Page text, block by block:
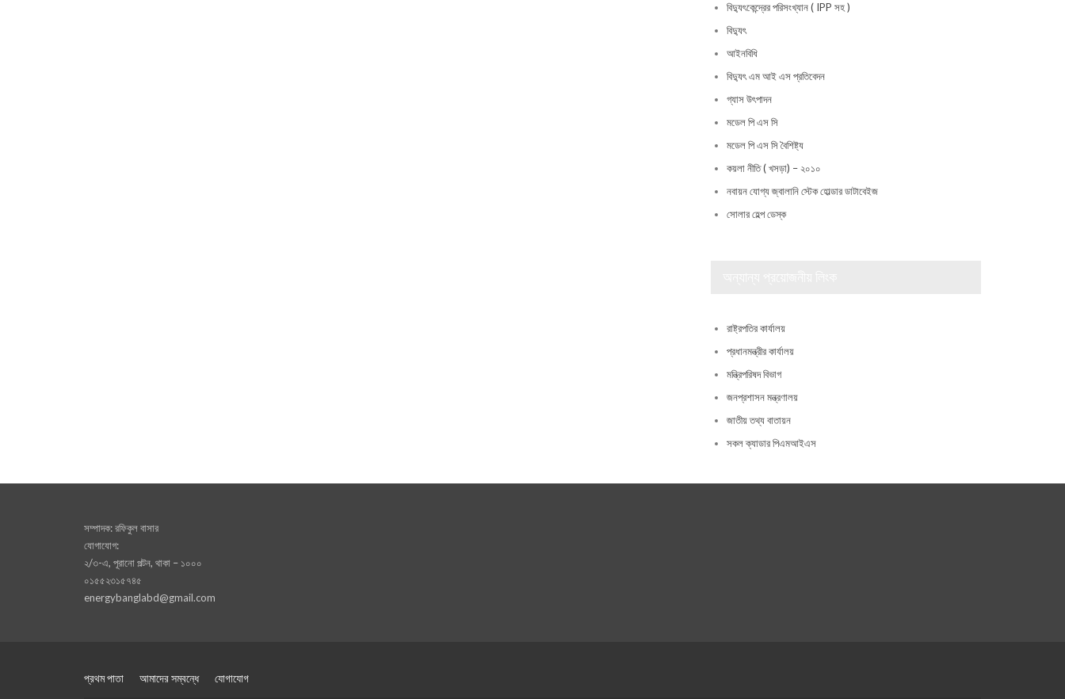
বিদ্যুৎকেন্দ্রের পরিসংখ্যান ( IPP সহ )
বিদ্যুৎ
আইনবিধি
বিদ্যুৎ এম আই এস প্রতিবেদন
গ্যাস উৎপাদন
মডেল পি এস সি
মডেল পি এস সি বৈশিষ্ট্য
কয়লা নীতি ( খসড়া) – ২০১০
নবায়ন যোগ্য জ্বালানি স্টেক হোল্ডার ডাটাবেইজ
সোলার হেল্প ডেস্ক
রাষ্ট্রপতির কার্যালয়
প্রধানমন্ত্রীর কার্যালয়
মন্ত্রিপরিষদ বিভাগ
জনপ্রশাসন মন্ত্রণালয়
জাতীয় তথ্য বাতায়ন
সকল ক্যাডার পিএমআইএস
সম্পাদক: রফিকুল বাসার
যোগাযোগ:
২/৩-এ, পূরানো পল্টন, থাকা – ১০০০
০১৫৫২৩১৫৭৪৫
energybanglabd@gmail.com
প্রথম পাতা আমাদের সম্বন্ধে যোগাযোগ